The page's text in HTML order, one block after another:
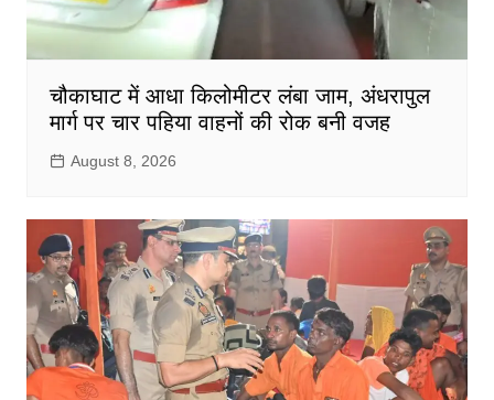
चौकाघाट में आधा किलोमीटर लंबा जाम, अंधरापुल
मार्ग पर चार पहिया वाहनों की रोक बनी वजह
August 8, 2026